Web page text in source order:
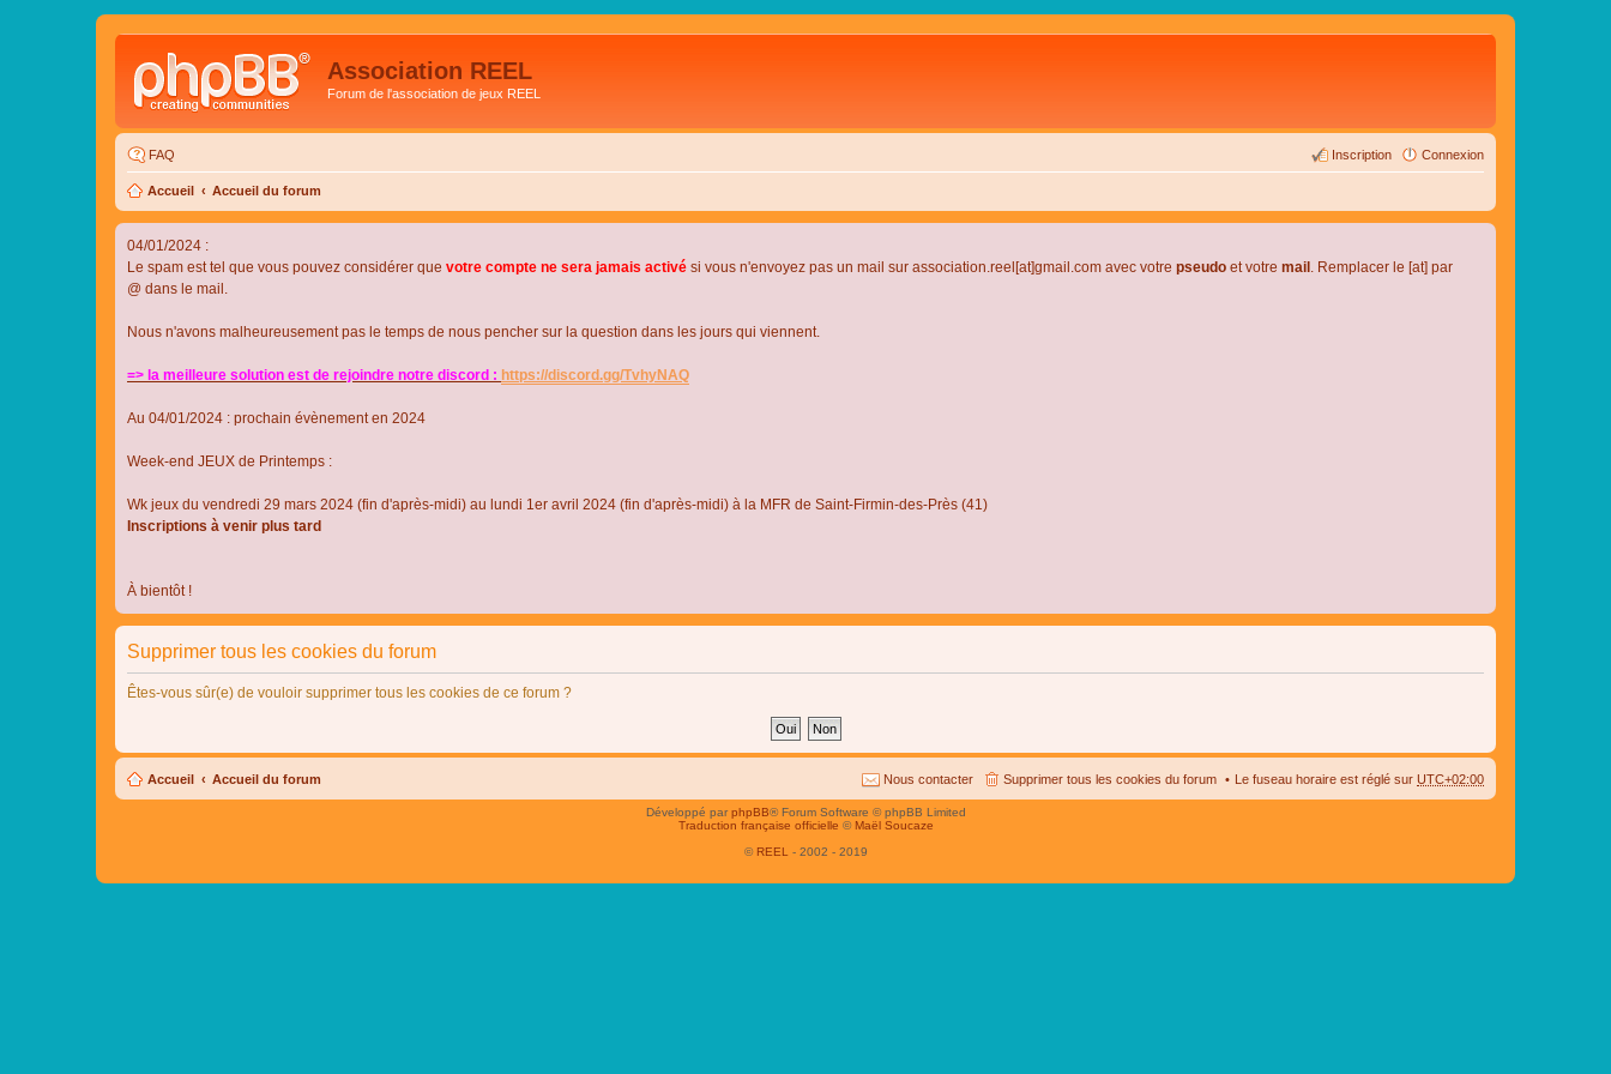
Association REEL
Forum de l'association de jeux REEL
FAQ Connexion
Inscription
Accueil Accueil du forum
04/01/2024 :
Le spam est tel que vous pouvez considérer que votre compte ne sera jamais activé si vous n'envoyez pas un mail sur association.reel[at]gmail.com avec votre pseudo et votre mail . Remplacer le [at] par
@ dans le mail.
Nous n'avons malheureusement pas le temps de nous pencher sur la question dans les jours qui viennent.
=> la meilleure solution est de rejoindre notre discord : https://discord.gg/TvhyNAQ
Au 04/01/2024 : prochain évènement en 2024
Week-end JEUX de Printemps :
Wk jeux du vendredi 29 mars 2024 (fin d'après-midi) au lundi 1er avril 2024 (fin d'après-midi) à la MFR de Saint-Firmin-des-Près (41)
Inscriptions à venir plus tard
À bientôt !
Supprimer tous les cookies du forum
Êtes-vous sûr(e) de vouloir supprimer tous les cookies de ce forum ?
Accueil Accueil du forum Le fuseau horaire est réglé sur UTC+02:00
Supprimer tous les cookies du forum
Nous contacter
Développé parphpBB® Forum Software © phpBB Limited
Traduction française officielle © Maël Soucaze
© REEL - 2002 - 2019